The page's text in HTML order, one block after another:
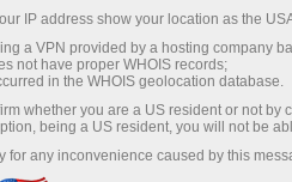
IP address show your location as the
a VPN provided by a hosting company
not have proper WHOIS records;
in the WHOIS geolocation database.
whether you are a US resident or not by
being a US resident, you will not be
for any inconvenience caused by this